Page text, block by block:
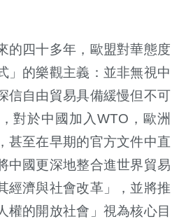
的四十多年，歐盟對華態度
」的樂觀主義：並非無視中
信自由貿易具備緩慢但不可
對於中國加入WTO，歐洲
甚至在早期的官方文件中直
中國更深地整合進世界貿易
經濟與社會改革」，並將推
權的開放社會」視為核心目